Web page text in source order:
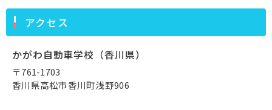
アクセス
かがわ自動車学校（香川県）
〒761-1703
香川県高松市香川町浅野906